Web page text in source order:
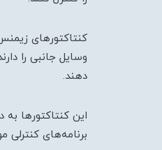
کنتاکتورهای
وسایل جانبی را
دهند.
برنامه‌های کنترلی